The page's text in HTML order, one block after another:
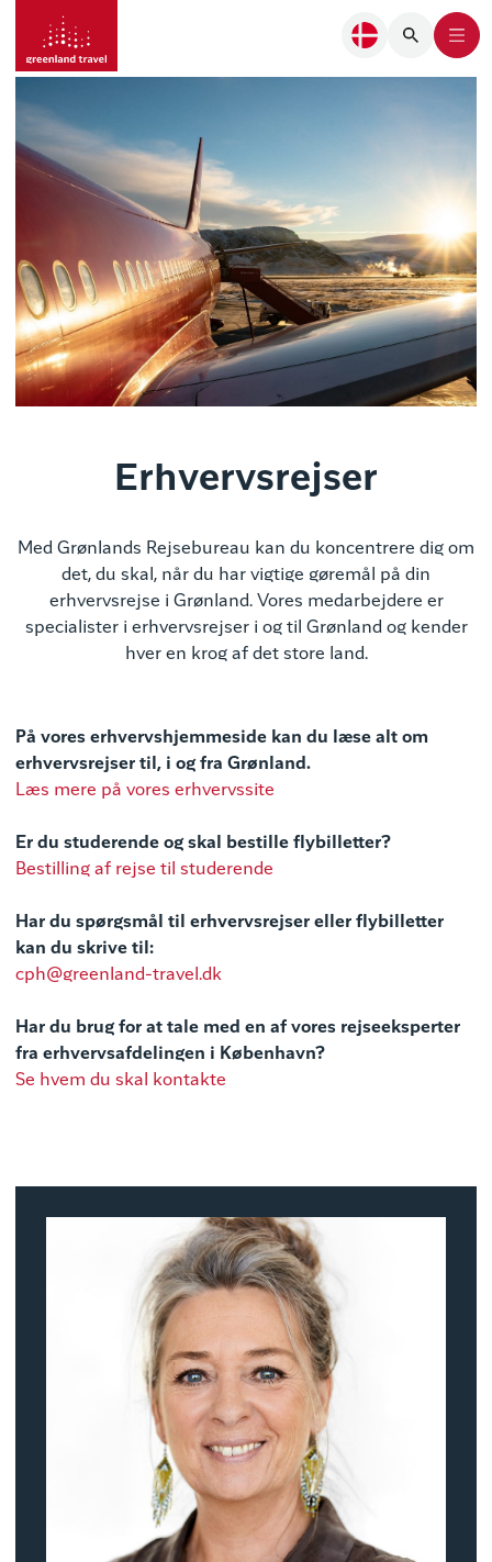
Erhvervsrejser
Med Grønlands Rejsebureau kan du koncentrere dig om
det, du skal, når du har vigtige gøremål på din
erhvervsrejse i Grønland. Vores medarbejdere er
specialister i erhvervsrejser i og til Grønland og kender
hver en krog af det store land.
På vores erhvervshjemmeside kan du læse alt om
erhvervsrejser til, i og fra Grønland.
Læs mere på vores erhvervssite
Er du studerende og skal bestille flybilletter?
Bestilling af rejse til studerende
Har du spørgsmål til erhvervsrejser eller flybilletter
kan du skrive til:
cph@greenland-travel.dk
Har du brug for at tale med en af vores rejseeksperter
fra erhvervsafdelingen i København?
Se hvem du skal kontakte